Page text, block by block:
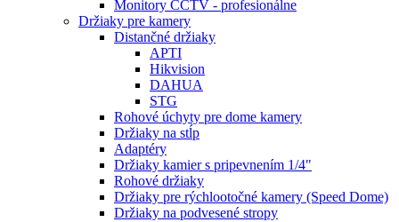
Monitory CCTV - profesionálne
Držiaky pre kamery
Distančné držiaky
APTI
Hikvision
DAHUA
STG
Rohové úchyty pre dome kamery
Držiaky na stĺp
Adaptéry
Držiaky kamier s pripevnením 1/4"
Rohové držiaky
Držiaky pre rýchlootočné kamery (Speed Dome)
Držiaky na podvesené stropy